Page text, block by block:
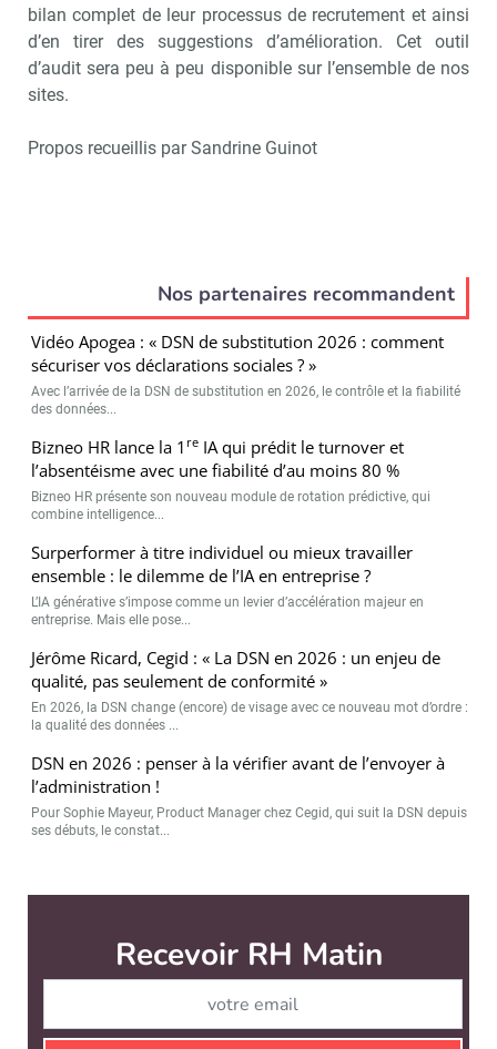
bilan complet de leur processus de recrutement et ainsi
d’en tirer des suggestions d’amélioration. Cet outil
d’audit sera peu à peu disponible sur l’ensemble de nos
sites.
Propos recueillis par Sandrine Guinot
Nos partenaires recommandent
Vidéo Apogea : « DSN de substitution 2026 : comment
sécuriser vos déclarations sociales ? »
Avec l’arrivée de la DSN de substitution en 2026, le contrôle et la fiabilité
des données...
Bizneo HR lance la 1 re IA qui prédit le turnover et
l’absentéisme avec une fiabilité d’au moins 80 %
Bizneo HR présente son nouveau module de rotation prédictive, qui
combine intelligence...
Surperformer à titre individuel ou mieux travailler
ensemble : le dilemme de l’IA en entreprise ?
L’IA générative s’impose comme un levier d’accélération majeur en
entreprise. Mais elle pose...
Jérôme Ricard, Cegid : « La DSN en 2026 : un enjeu de
qualité, pas seulement de conformité »
En 2026, la DSN change (encore) de visage avec ce nouveau mot d’ordre :
la qualité des données ...
DSN en 2026 : penser à la vérifier avant de l’envoyer à
l’administration !
Pour Sophie Mayeur, Product Manager chez Cegid, qui suit la DSN depuis
ses débuts, le constat...
Recevoir RH Matin